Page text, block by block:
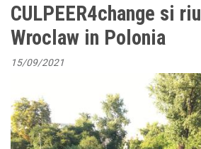
CULPEER4change si
Wroclaw in Polonia
15/09/2021